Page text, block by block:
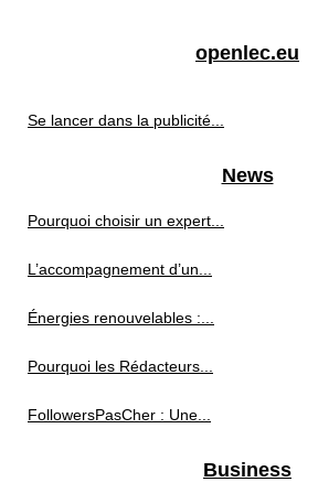
openlec.eu
Se lancer dans la publicité...
News
Pourquoi choisir un expert...
L’accompagnement d’un...
Énergies renouvelables :...
Pourquoi les Rédacteurs...
FollowersPasCher : Une...
Business